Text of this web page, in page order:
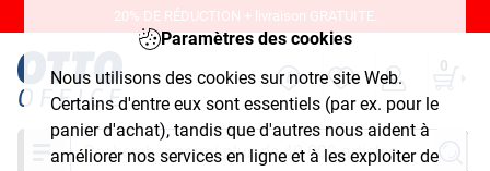
Paramètres des cookies
Nous utilisons des cookies sur notre site Web.
Certains d'entre eux sont essentiels (par ex. pour le
panier d'achat), tandis que d'autres nous aident à
améliorer nos services en ligne et à les exploiter de
20% DE RÉDUCTION + livraison GRATUITE.
0
Chercher